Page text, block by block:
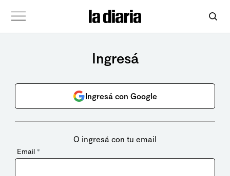
Ingresá
Ingresá con Google
O ingresá con tu email
Email *